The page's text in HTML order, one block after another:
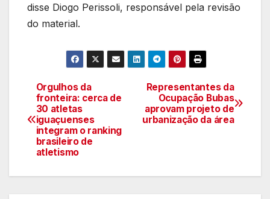
disse Diogo Perissoli, responsável pela revisão
do material.
Navegação
de
artigos
Representantes da
Ocupação Bubas
aprovam projeto de
urbanização da área
Orgulhos da
fronteira: cerca de
30 atletas
iguaçuenses
integram o ranking
brasileiro de
atletismo